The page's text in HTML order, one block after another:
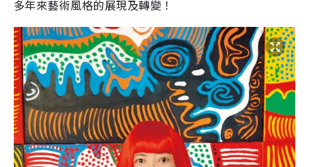
多年來藝術風格的展現及轉變！